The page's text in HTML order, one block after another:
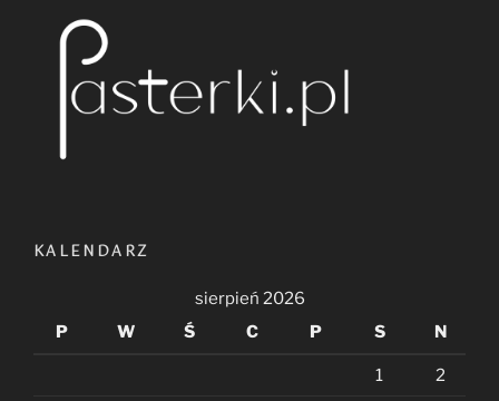
KALENDARZ
sierpień 2026
P
W Ś C P S N
1 2